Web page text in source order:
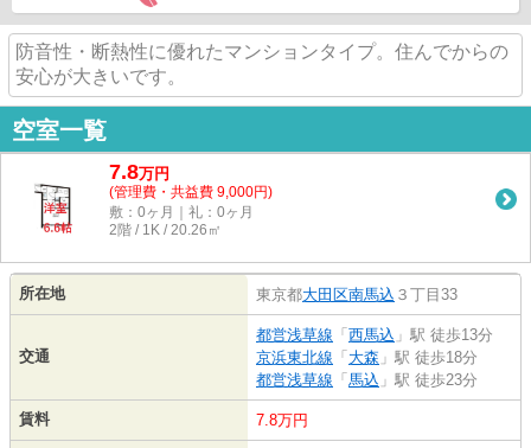
防音性・断熱性に優れたマンションタイプ。住んでからの
安心が大きいです。
空室一覧
7.8万円
(管理費・共益費 9,000円)
敷：0ヶ月｜礼：0ヶ月
2階 / 1K / 20.26㎡
所在地 東京都大田区南馬込 ３丁目33
交通
都営浅草線 「 西馬込 」駅 徒歩13分
京浜東北線 「 大森 」駅 徒歩18分
都営浅草線 「 馬込 」駅 徒歩23分
賃料 7.8万円